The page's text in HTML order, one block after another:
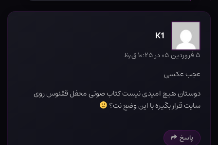
K1
۵ فروردین ۰۵ در ۱۰:۲۵ ق٫ظ
عجب عکسی
دوستان هیچ امیدی نیست کتاب صوتی محفل ققنوس روی
سایت قرار بگیره با این وضع نت؟
پاسخ